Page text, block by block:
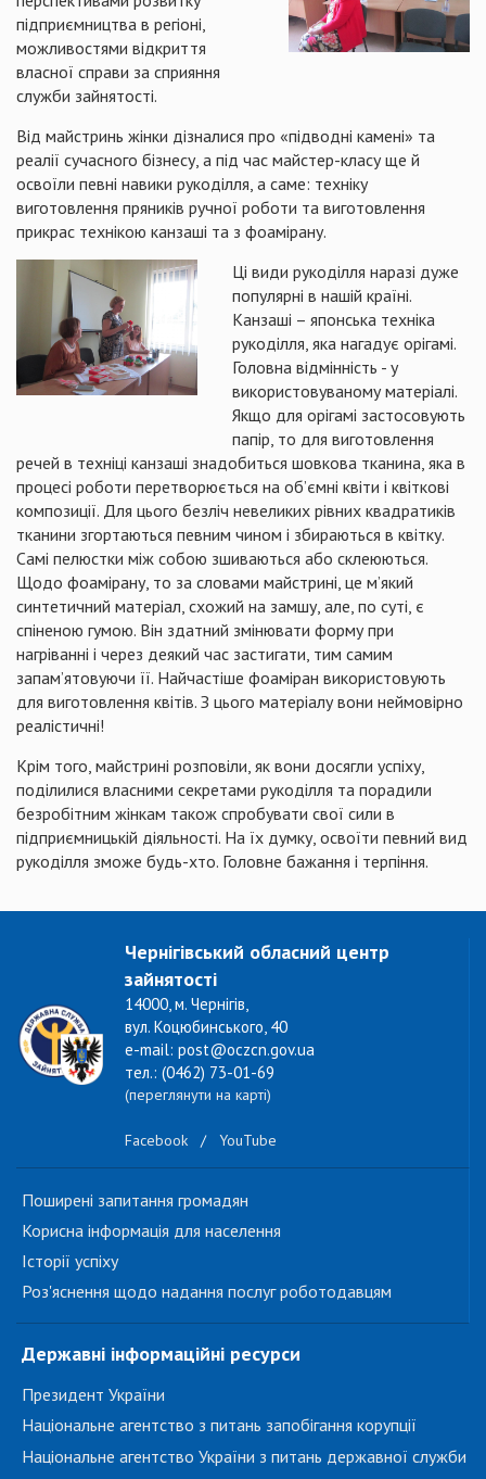
підприємництва в регіоні,
можливостями відкриття
власної справи за сприяння
служби зайнятості.
Від майстринь жінки дізналися про «підводні камені» та
реалії сучасного бізнесу, а під час майстер-класу ще й
освоїли певні навики рукоділля, а саме: техніку
виготовлення пряників ручної роботи та виготовлення
прикрас технікою канзаші та з фоамірану.
Ці види рукоділля наразі дуже
популярні в нашій країні.
Канзаші – японська техніка
рукоділля, яка нагадує орігамі.
Головна відмінність - у
використовуваному матеріалі.
Якщо для орігамі застосовують
папір, то для виготовлення
речей в техніці канзаші знадобиться шовкова тканина, яка в
процесі роботи перетворюється на об’ємні квіти і квіткові
композиції. Для цього безліч невеликих рівних квадратиків
тканини згортаються певним чином і збираються в квітку.
Самі пелюстки між собою зшиваються або склеюються.
Щодо фоамірану, то за словами майстрині, це м’який
синтетичний матеріал, схожий на замшу, але, по суті, є
спіненою гумою. Він здатний змінювати форму при
нагріванні і через деякий час застигати, тим самим
запам’ятовуючи її. Найчастіше фоаміран використовують
для виготовлення квітів. З цього матеріалу вони неймовірно
реалістичні!
Крім того, майстрині розповіли, як вони досягли успіху,
поділилися власними секретами рукоділля та порадили
безробітним жінкам також спробувати свої сили в
підприємницькій діяльності. На їх думку, освоїти певний вид
рукоділля зможе будь-хто. Головне бажання і терпіння.
Чернігівський обласний центр
зайнятості
14000, м. Чернігів,
вул. Коцюбинського, 40
e-mail: post@oczcn.gov.ua
тел.: (0462) 73-01-69
(переглянути на карті)
Facebook / YouTube
Поширені запитання громадян
Корисна інформація для населення
Історії успіху
Роз'яснення щодо надання послуг роботодавцям
Державні інформаційні ресурси
Президент України
Національне агентство з питань запобігання корупції
Національне агентство України з питань державної служби